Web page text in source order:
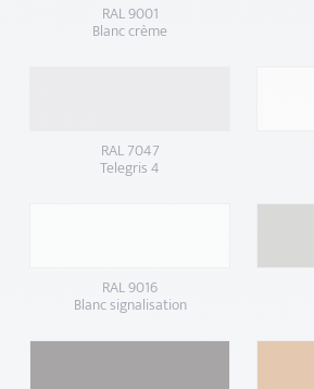
RAL 9001
Blanc crème
RAL 7047
Telegris 4
RAL 9016
Blanc signalisation